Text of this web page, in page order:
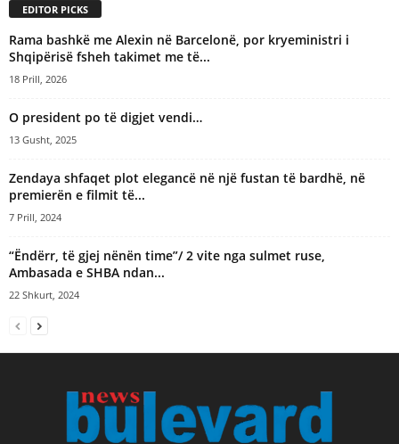
:
EDITOR PICKS
Rama bashkë me Alexin në Barcelonë, por kryeministri i
Shqipërisë fsheh takimet me të...
18 Prill, 2026
O president po të digjet vendi…
13 Gusht, 2025
Zendaya shfaqet plot elegancë në një fustan të bardhë, në
premierën e filmit të...
7 Prill, 2024
“Ëndërr, të gjej nënën time”/ 2 vite nga sulmet ruse,
Ambasada e SHBA ndan...
22 Shkurt, 2024